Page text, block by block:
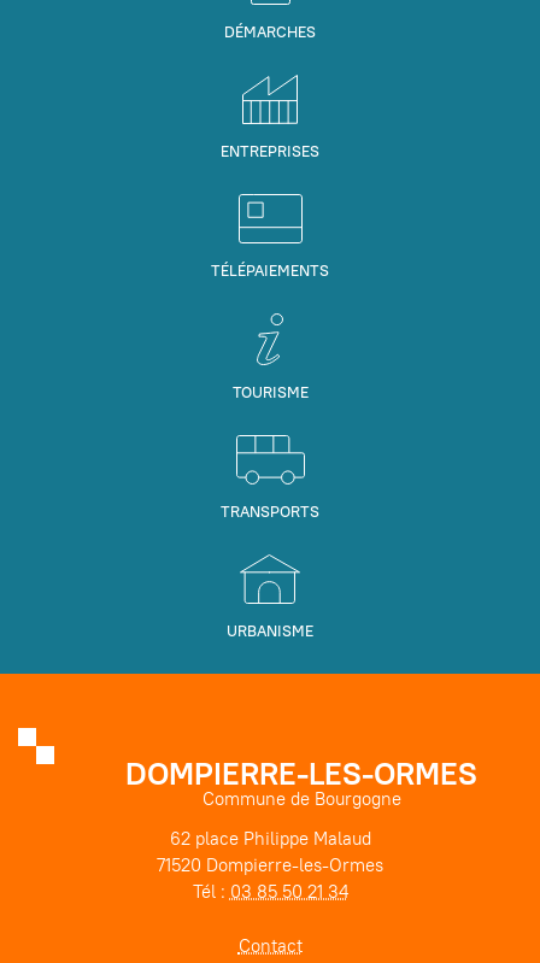
DÉMARCHES
ENTREPRISES
TÉLÉPAIEMENTS
TOURISME
TRANSPORTS
URBANISME
DOMPIERRE-LES-ORMES
Commune de Bourgogne
62 place Philippe Malaud
71520 Dompierre-les-Ormes
Tél : 03 85 50 21 34
Contact